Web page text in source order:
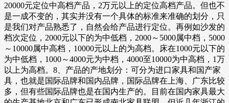
20000元定位中高档产品，2万元以上的定位高档产品。但也不
是一成不变的，其实并没有一个具体的标准来准确的划分，只
是我们对产品熟悉了，自然会给产品进行定位。再例如沙发的
档次定位，2000元以下的为中低档，2000～5000属中档，5000
～10000属中高档，10000元以上的为高档。床在1000元以下的
为中低档，1000～4000元为中档，4000至10000为中高档，1万
以上为高档。8、产品的产地划分：可分为进口家具和国产家
具，也就是国际品牌和国内品牌，国际品牌在上海、广东比较
多，但有些国际品牌也是在国内生产的。目前在国内家具最大